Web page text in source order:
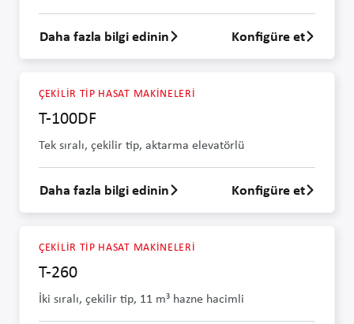
NAVO 140 hakkında daha fazla bilgi edin
Daha fazla bilgi edinin Konfigüre et
ÇEKILIR TIP HASAT MAKINELERI
T-100DF
Tek sıralı, çekilir tip, aktarma elevatörlü
T-100DF hakkında daha fazla bilgi edin
Daha fazla bilgi edinin Konfigüre et
ÇEKILIR TIP HASAT MAKINELERI
T-260
İki sıralı, çekilir tip, 11 m³ hazne hacimli